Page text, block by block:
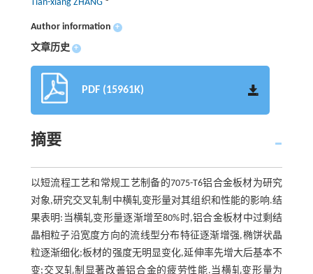
Tian-xiang ZHANG
Author information +
文章历史 +
PDF (15961K)
摘要
以短流程工艺和常规工艺制备的7075-T6铝合金板材为研究
对象,研究交叉轧制中横轧变形量对其组织和性能的影响.结
果表明:当横轧变形量逐渐增至80%时,铝合金板材中过剩结
晶相粒子沿宽度方向的流线型分布特征逐渐增强,椭饼状晶
粒逐渐细化;板材的强度无明显变化,延伸率先增大后基本不
变;交叉轧制显著改善铝合金的疲劳性能.当横轧变形量为